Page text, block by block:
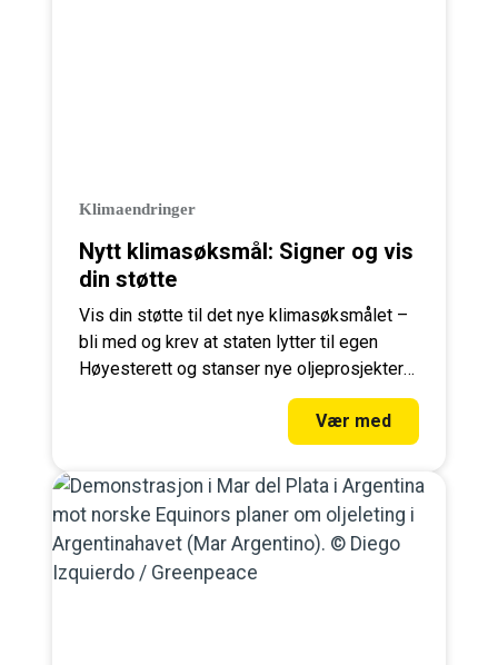
Klimaendringer
Nytt klimasøksmål: Signer og vis
din støtte
Vis din støtte til det nye klimasøksmålet –
bli med og krev at staten lytter til egen
Høyesterett og stanser nye oljeprosjekter
Vær med